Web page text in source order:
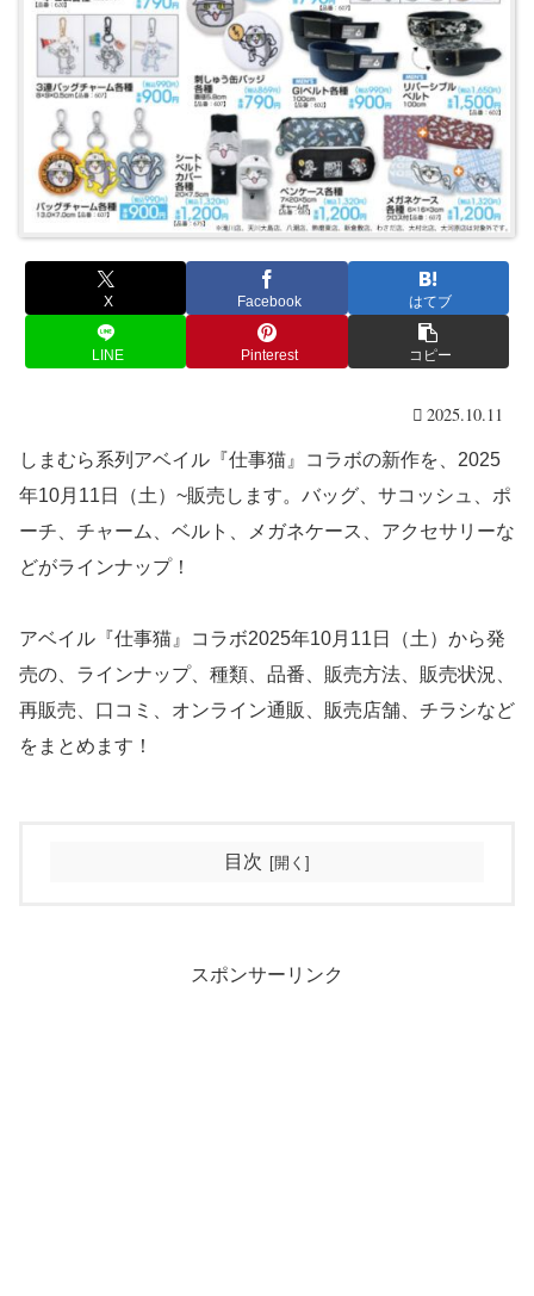
X Facebook はてブ
LINE Pinterest コピー
2025.10.11
しまむら系列アベイル『仕事猫』コラボの新作を、2025
年10月11日（土）~販売します。バッグ、サコッシュ、ポ
ーチ、チャーム、ベルト、メガネケース、アクセサリーな
どがラインナップ！
アベイル『仕事猫』コラボ2025年10月11日（土）から発
売の、ラインナップ、種類、品番、販売方法、販売状況、
再販売、口コミ、オンライン通販、販売店舗、チラシなど
をまとめます！
目次
スポンサーリンク